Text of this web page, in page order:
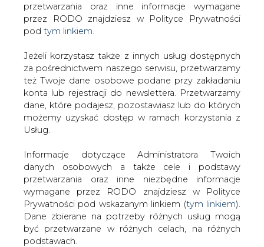
WŁĄCZ CIRE.TV
przetwarzania oraz inne informacje wymagane
przez RODO znajdziesz w Polityce Prywatności
pod tym linkiem.
Jeżeli korzystasz także z innych usług dostępnych
za pośrednictwem naszego serwisu, przetwarzamy
też Twoje dane osobowe podane przy zakładaniu
konta lub rejestracji do newslettera. Przetwarzamy
dane, które podajesz, pozostawiasz lub do których
możemy uzyskać dostęp w ramach korzystania z
Usług.
Informacje dotyczące Administratora Twoich
danych osobowych a także cele i podstawy
przetwarzania oraz inne niezbędne informacje
wymagane przez RODO znajdziesz w Polityce
Prywatności pod wskazanym linkiem (tym linkiem).
Dane zbierane na potrzeby różnych usług mogą
być przetwarzane w różnych celach, na różnych
podstawach.
Strona główna
SERWIS INFORMACYJNY CIRE
Konkurencja na niemieckim rynku gazu
2001-10-31 00:00
skomentuj
udostępnij:
Konkurencja na niemieckim rynku
gazu